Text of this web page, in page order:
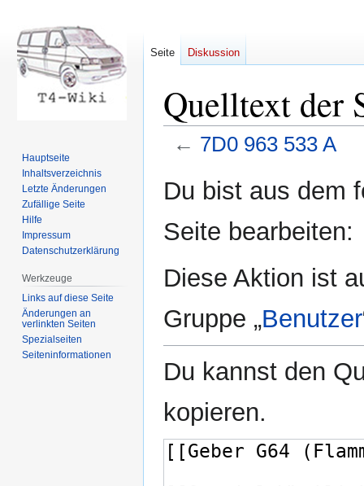
Quelltext der
← 7D0 963 533 A
Navigation
Suche
Du bist aus dem
Seite bearbeiten:
Diese Aktion ist
Gruppe „Benutzer
Du kannst den
kopieren.
Seite Diskussion
Hauptseite
Inhaltsverzeichnis
Letzte Änderungen
Zufällige Seite
Hilfe
Impressum
Datenschutzerklärung
Werkzeuge
Links auf diese Seite
Änderungen an
verlinkten Seiten
Spezialseiten
Seiten­informationen